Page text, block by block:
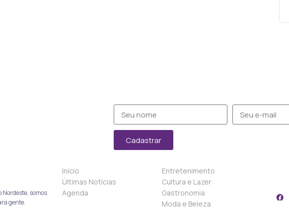
Cadastrar
somos
gente.
Início
Últimas Notícias
Agenda
Entretenimento
Cultura e Lazer
Gastronomia
Moda e Beleza